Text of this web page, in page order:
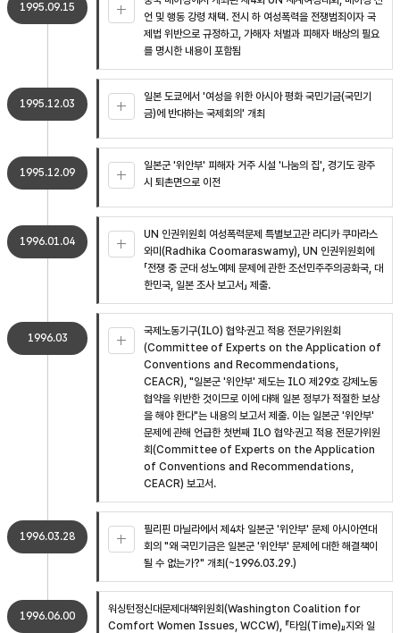
1995.09.15
언 및 행동 강령 채택. 전시 하 여성폭력을 전쟁범죄이자 국
제법 위반으로 규정하고, 가해자 처벌과 피해자 배상의 필요
를 명시한 내용이 포함됨
1995.12.03
일본 도쿄에서 '여성을 위한 아시아 평화 국민기금(국민기
금)에 반대하는 국제회의' 개최
1995.12.09
일본군 '위안부' 피해자 거주 시설 '나눔의 집', 경기도 광주
시 퇴촌면으로 이전
1996.01.04
UN 인권위원회 여성폭력문제 특별보고관 라디카 쿠마라스
와미(Radhika Coomaraswamy), UN 인권위원회에
「전쟁 중 군대 성노예제 문제에 관한 조선민주주의공화국, 대
한민국, 일본 조사 보고서」 제출.
1996.03
국제노동기구(ILO) 협약·권고 적용 전문가위원회
(Committee of Experts on the Application of
Conventions and Recommendations,
CEACR), "일본군 '위안부' 제도는 ILO 제29호 강제노동
협약을 위반한 것이므로 이에 대해 일본 정부가 적절한 보상
을 해야 한다"는 내용의 보고서 제출. 이는 일본군 '위안부'
문제에 관해 언급한 첫번째 ILO 협약·권고 적용 전문가위원
회(Committee of Experts on the Application
of Conventions and Recommendations,
CEACR) 보고서.
1996.03.28
필리핀 마닐라에서 제4차 일본군 '위안부' 문제 아시아연대
회의 "왜 국민기금은 일본군 '위안부' 문제에 대한 해결책이
될 수 없는가?" 개최(~1996.03.29.)
1996.06.00
워싱턴정신대문제대책위원회(Washington Coalition for
Comfort Women Issues, WCCW), 『타임(Time)』지와 일